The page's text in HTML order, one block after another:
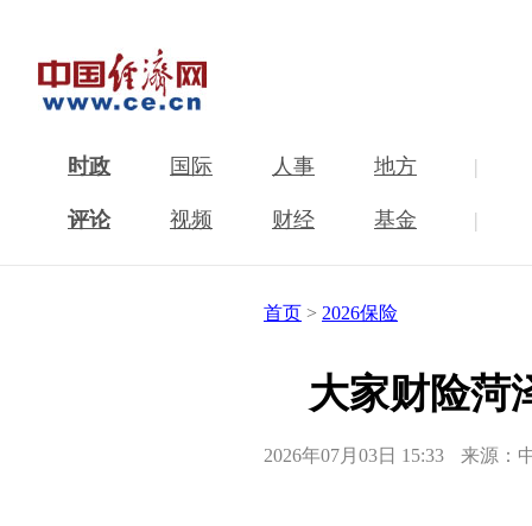
时政 国际 人事 地方 |
评论 视频 财经 基金 |
首页 > 2026保险
大家财险菏
2026年07月03日 15:33 来源：